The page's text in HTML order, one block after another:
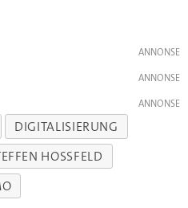
DIGITALISIERUNG
HOSSFELD